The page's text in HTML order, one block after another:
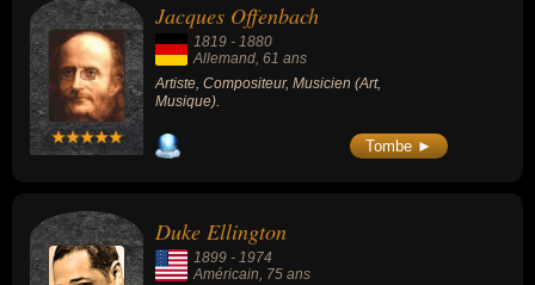
Jacques Offenbach
1819 - 1880
Allemand, 61 ans
Artiste, Compositeur, Musicien (Art,
Musique).
Tombe ►
Duke Ellington
1899 - 1974
Américain, 75 ans